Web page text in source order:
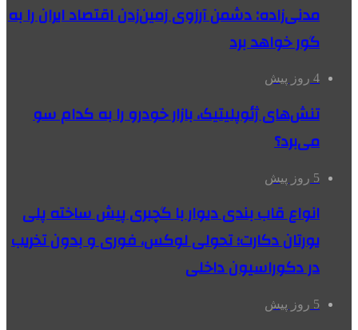
مدنی‌زاده: دشمن آرزوی زمین‌زدن اقتصاد ایران را به
گور خواهد برد
4 روز پیش
تنش‌های ژئوپلیتیک، بازار خودرو را به کدام سو
می‌برد؟
5 روز پیش
انواع قاب بندی دیوار با گچبری پیش ساخته پلی
یورتان دکارت؛ تحولی لوکس، فوری و بدون تخریب
در دکوراسیون داخلی
5 روز پیش